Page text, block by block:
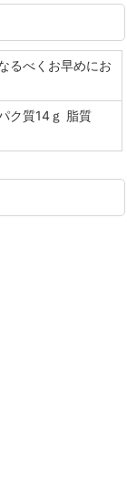
るべくお早めにお
ク質14ｇ 脂質